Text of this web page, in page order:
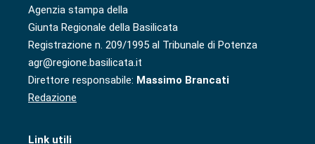
Agenzia stampa della
Giunta Regionale della Basilicata
Registrazione n. 209/1995 al Tribunale di Potenza
agr@regione.basilicata.it
Direttore responsabile: Massimo Brancati
Redazione
Link utili